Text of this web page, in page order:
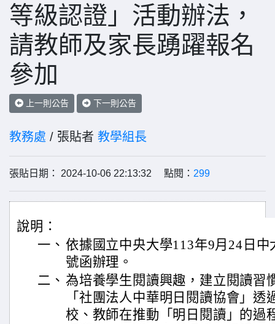
等級認證」活動辦法，
請教師及家長踴躍報名
參加
上一則公告 下一則公告
教務處 / 張貼者 教學組長
張貼日期： 2024-10-06 22:13:32 點閱： 299
說明：
一、 依據國立中央大學113年9月24日中
號函辦理。
二、 為培養學生閱讀興趣，建立閱讀習
「社團法人中華明日閱讀協會」透
校、教師在推動「明日閱讀」的過